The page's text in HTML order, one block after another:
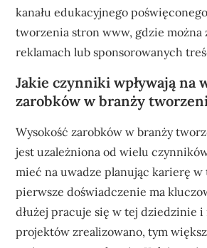
kanału edukacyjnego
tworzenia stron www, gdzie można
reklamach lub sponsorowanych
Jakie czynniki wpływają na
zarobków w branży
Wysokość zarobków w branży
jest uzależniona od wielu
mieć na uwadze planując karierę w
pierwsze doświadczenie ma
dłużej pracuje się w tej dziedzinie
projektów zrealizowano, tym